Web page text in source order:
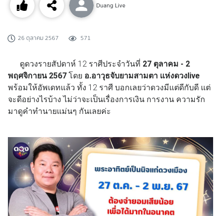
Duang Live
26 ตุลาคม 2567 571
ดูดวงรายสัปดาห์ 12 ราศีประจำวันที่ 27 ตุลาคม - 2
พฤศจิกายน 2567 โดย อ.อาวุธจับยามสามตา แห่งดวงlive
พร้อมให้อัพเดทแล้ว ทั้ง 12 ราศี บอกเลยว่าดวงมีแต่ดีกับดี แต่
จะดีอย่างไรบ้าง ไม่ว่าจะเป็นเรื่องการเงิน การงาน ความรัก
มาดูคำทำนายแม่นๆ กันเลยค่ะ